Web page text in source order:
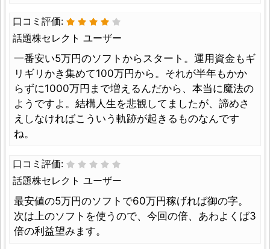
口コミ評価:
話題株セレクト ユーザー
一番安い5万円のソフトからスタート。運用資金もギ
リギリかき集めて100万円から。それが半年もかか
らずに1000万円まで増えるんだから、本当に魔法の
ようですよ。結構人生を悲観してましたが、諦めさ
えしなければこういう軌跡が起きるものなんです
ね。
口コミ評価:
話題株セレクト ユーザー
最安値の5万円のソフトで60万円稼げれば御の字。
次は上のソフトを使うので、今回の倍、あわよくば3
倍の利益望みます。